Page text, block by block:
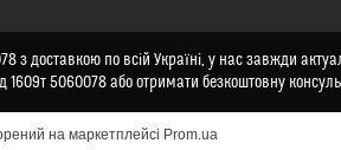
доставкою по всій Україні, у нас завжди
1609т 5060078 або отримати безкоштовну
на маркетплейсі Prom.ua